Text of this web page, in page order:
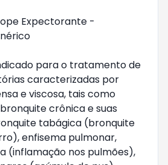
Expectorante -
para o tratamento de
caracterizadas por
e viscosa, tais como
crônica e suas
tabágica (bronquite
enfisema pulmonar,
(inflamação nos pulmões),